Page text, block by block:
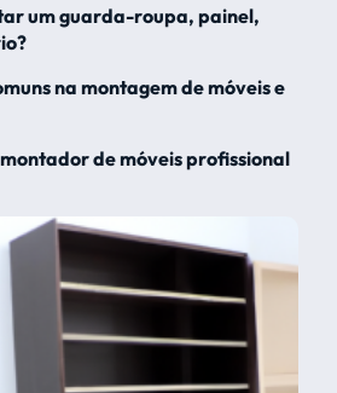
um guarda-roupa, painel,
na montagem de móveis e
de móveis profissional